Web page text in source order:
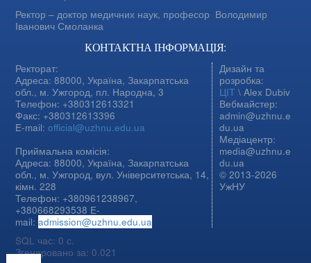
Ректор – доктор медичних наук, професор Володимир
Іванович Смоланка
КОНТАКТНА ІНФОРМАЦІЯ:
Ректорат:
Адреса: 88000, Україна, Закарпатська
обл., м. Ужгород, пл. Народна, 3
Телефон: +380312613321
Факс: +380312613396
E-mail:official@uzhnu.edu.ua
Приймальна комісія:
Адреса: 88000, Україна, Закарпатська
обл., м. Ужгород, вул. Університетська, 14,
кімн. 228
Телефон: +380961238967,
+380668293538 E-
mail:admission@uzhnu.edu.ua
Дизайн та
розробка:
ЦІТ \ Alex Dubiv
Вебмайстер:
admin@uzhnu.e
du.ua
Медіацентр:
media@uzhnu.e
du.ua
© 2013-2026
УжНУ
SQL час: 0 с.
Згенеровано за: 0.021